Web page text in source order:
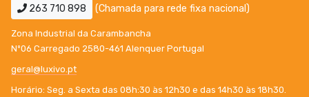
263 710 898 (Chamada para rede fixa nacional)
Zona Industrial da Carambancha
Nº06 Carregado 2580-461 Alenquer Portugal
geral@luxivo.pt
Horário: Seg. a Sexta das 08h:30 às 12h30 e das 14h30 às 18h30.